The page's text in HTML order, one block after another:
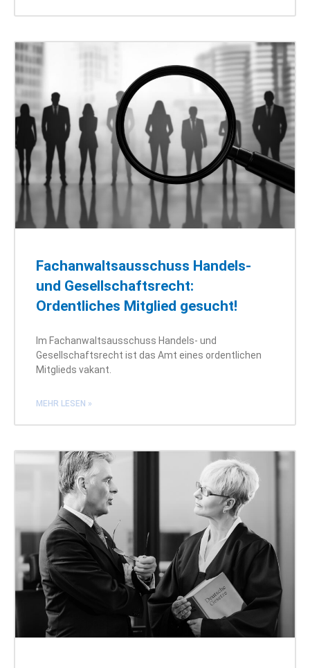
Fachanwaltsausschuss Handels-
und Gesellschaftsrecht:
Ordentliches Mitglied gesucht!
Im Fachanwaltsausschuss Handels- und
Gesellschaftsrecht ist das Amt eines ordentlichen
Mitglieds vakant.
MEHR LESEN »